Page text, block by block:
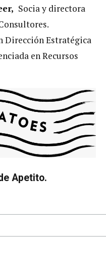
Socia y directora
Dirección Estratégica
en Recursos
Apetito.